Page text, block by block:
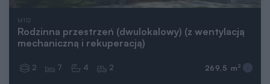
M112
Rodzinna przestrzeń (dwulokalowy) (z wentylacją
mechaniczną i rekuperacją)
2 7 4 2 269,5 m 2